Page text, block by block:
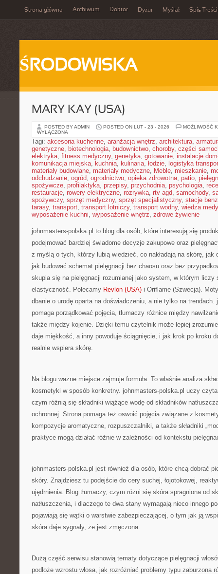
Strona główna Archiwum Doktor Dyżur Myślał Spis Treści
ŚRODOWISKA
MARY KAY (USA)
POSTED BY ADMIN POSTED ON LUT - 23 - 2026
MOŻLIWOŚĆ
WYŁĄCZONA
Tagi: akcesoria kuchenne, aranżacja wnętrz, architektura,
genetyczne, biotechnologia, budownictwo, choroby, części
elektryka, fitness medyczny, genetyka, gotowanie, instalacje
komunikacja miejska, kuchnia, kulinaria, łodzie, logistyka
materiały budowlane, materiały medyczne, Meble, mieszkanie,
odchudzanie, ogród, ogrodnictwo, opieka zdrowotna, patio,
spożywcze, profilaktyka, przepisy, przychodnia, psychologia,
restauracje, rowery elektryczne, rozrywka, rtv agd, samochody,
spożywczy, sprzęt medyczny, sprzęt specjalistyczny, stacje
tarasy, transport, transport lotniczy, transport wodny, wiedza
wyposażenie kuchni, wyposażenie wnętrz, zdrowe żywienie
johnmasters-polska.pl to blog dla osób, które interesują się
podejmować bardziej świadome decyzje zakupowe oraz
z myślą o tych, którzy lubią wiedzieć, co nakładają na skórę, jak
jak budować schemat pielęgnacji bez chaosu oraz bez
skupia się na pielęgnacji rozumianej jako system, w którym liczy
elastyczność. Polecamy Revlon (USA) i Oriflame (Szwecja).
dbanie o urodę oparta na doświadczeniu, a nie tylko na trendach.
pomaga porządkować pojęcia, tłumaczy różnice między
także między kojenie. Dzięki temu czytelnik może lepiej
daje miękkość, a inny powoduje ściągnięcie, i jak krok po kroku
realnie wspiera skórę.
Na blogu ważne miejsce zajmuje formuła. To właśnie analiza
kosmetyki w sposób konkretny. johnmasters-polska.pl uczy
czym różnią się składniki wiążące wodę od składników
ochronnej. Strona pomaga też oswoić pojęcia związane z
kompozycje aromatyczne, rozpuszczalniki, a także składniki
praktyce mogą działać różnie w zależności od kontekstu
johnmasters-polska.pl jest również dla osób, które chcą dobrać
skóry. Znajdziesz tu podejście do cery suchej, łojotokowej,
ujędrnienia. Blog tłumaczy, czym różni się skóra spragniona od
natłuszczenia, i dlaczego te dwa stany wymagają nieco innego
pojawiają się wątki o warstwie zabezpieczającej, o tym jak ją
skóra daje sygnały, że jest zmęczona.
Dużą część serwisu stanowią tematy dotyczące pielęgnacji
podłoże wzrostu włosa, jak rozróżniać problemy typu zaburzona